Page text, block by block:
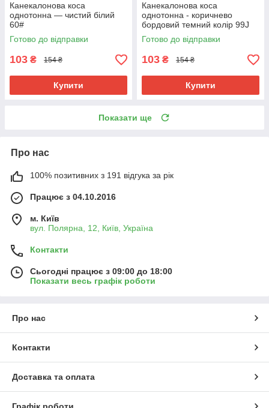
Канекалонова коса
однотонна — чистий білий
60#
Готово до відправки
103 ₴ 154 ₴
Купити
Канекалонова коса
однотонна - коричнево
бордовий темний колір 99J
Готово до відправки
103 ₴ 154 ₴
Купити
Показати ще
Про нас
100% позитивних з 191 відгука за рік
Працює з 04.10.2016
м. Київ
вул. Полярна, 12, Київ, Україна
Контакти
Сьогодні працює з 09:00 до 18:00
Показати весь графік роботи
Про нас
Контакти
Доставка та оплата